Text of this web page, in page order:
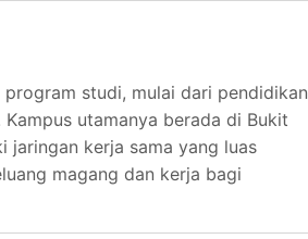
studi, mulai dari pendidikan
utamanya berada di Bukit
jaringan kerja sama yang luas
magang dan kerja bagi